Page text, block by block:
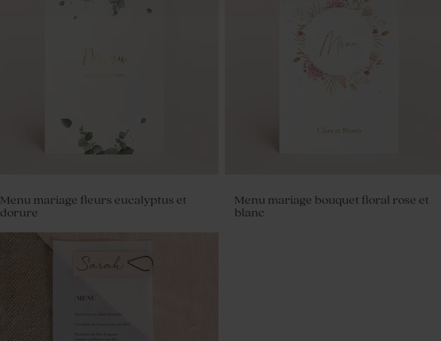
Pot en verre strié mariage couvercle
en bois gravé
Menu mariage fleurs eucalyptus et
dorure
Menu mariage bouquet floral rose et
blanc